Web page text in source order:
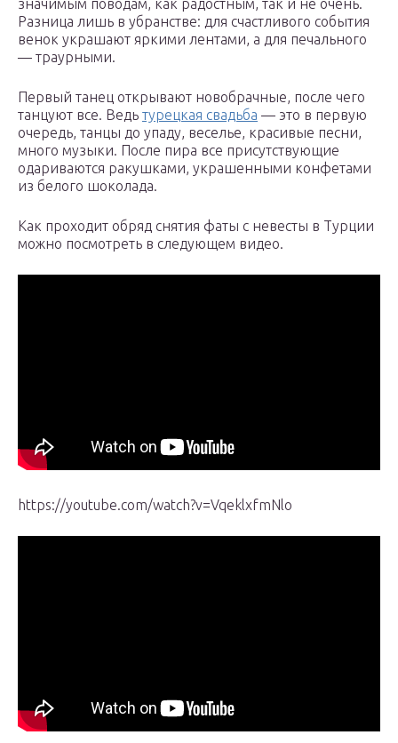
значимым поводам, как радостным, так и не очень.
Разница лишь в убранстве: для счастливого события
венок украшают яркими лентами, а для печального
— траурными.
Первый танец открывают новобрачные, после чего
танцуют все. Ведь турецкая свадьба — это в первую
очередь, танцы до упаду, веселье, красивые песни,
много музыки. После пира все присутствующие
одариваются ракушками, украшенными конфетами
из белого шоколада.
Как проходит обряд снятия фаты с невесты в Турции
можно посмотреть в следующем видео.
https://youtube.com/watch?v=VqeklxfmNlo